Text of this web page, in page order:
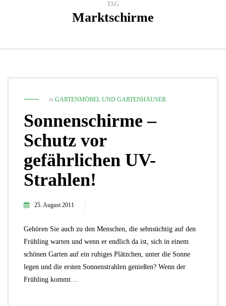
TAG
Marktschirme
in GARTENMÖBEL UND GARTENHÄUSER
Sonnenschirme –
Schutz vor
gefährlichen UV-
Strahlen!
25. August 2011
Gehören Sie auch zu den Menschen, die sehnsüchtig auf den
Frühling warten und wenn er endlich da ist, sich in einem
schönen Garten auf ein ruhiges Plätzchen, unter die Sonne
legen und die ersten Sonnenstrahlen genießen? Wenn der
Frühling kommt…